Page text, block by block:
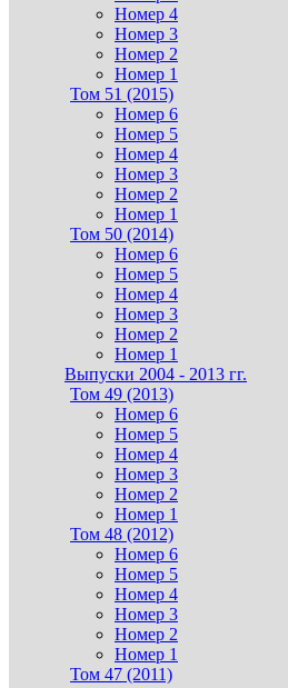
Номер 4
Номер 3
Номер 2
Номер 1
Том 51 (2015)
Номер 6
Номер 5
Номер 4
Номер 3
Номер 2
Номер 1
Том 50 (2014)
Номер 6
Номер 5
Номер 4
Номер 3
Номер 2
Номер 1
Выпуски 2004 - 2013 гг.
Том 49 (2013)
Номер 6
Номер 5
Номер 4
Номер 3
Номер 2
Номер 1
Том 48 (2012)
Номер 6
Номер 5
Номер 4
Номер 3
Номер 2
Номер 1
Том 47 (2011)